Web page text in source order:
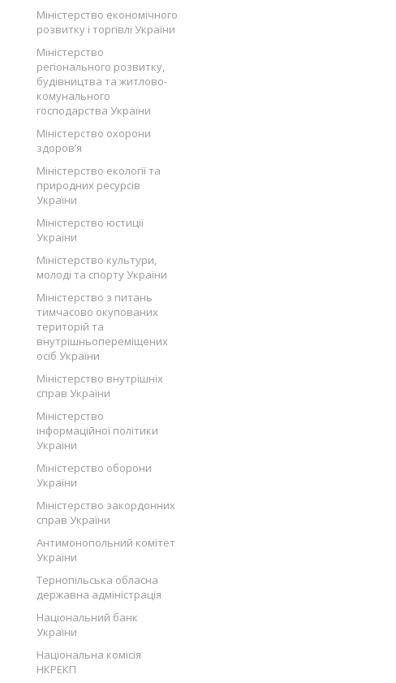
Міністерство економічного
розвитку і торгівлі України
Міністерство
регіонального розвитку,
будівництва та житлово-
комунального
господарства України
Міністерство охорони
здоров’я
Міністерство екології та
природних ресурсів
України
Міністерство юстиції
України
Міністерство культури,
молоді та спорту України
Міністерство з питань
тимчасово окупованих
територій та
внутрішньопереміщених
осіб України
Міністерство внутрішніх
справ України
Міністерство
інформаційної політики
України
Міністерство оборони
України
Міністерство закордонних
справ України
Антимонопольний комітет
України
Тернопільська обласна
державна адміністрація
Національний банк
України
Національна комісія
НКРЕКП